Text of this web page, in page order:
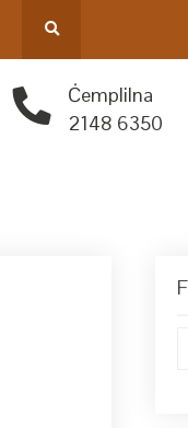
Ċemplilna
2148 6350